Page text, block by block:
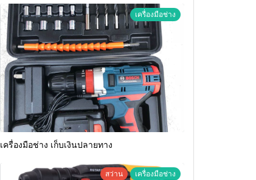
เครื่องมือช่าง
เครื่องมือช่าง เก็บเงินปลายทาง
สว่าน เครื่องมือช่าง